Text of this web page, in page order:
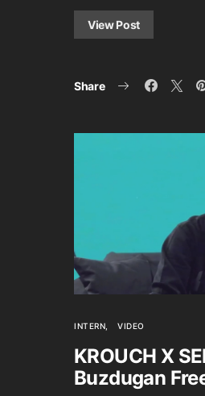
View Post
Share
INTERN VIDEO
KROUCH X
Buzdugan